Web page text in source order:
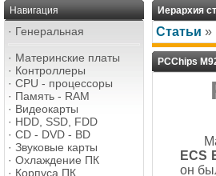
Навигация
· Генеральная
· Материнские платы
· Контроллеры
· CPU - процессоры
· Память - RAM
· Видеокарты
· HDD, SSD, FDD
· CD - DVD - BD
· Звуковые карты
· Охлаждение ПК
· Корпуса ПК
Иерархия
Статьи »
PCChips
ECS
он